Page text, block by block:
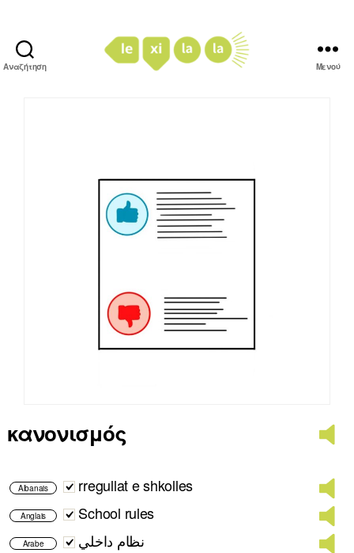
Αναζήτηση Μενού
κανονισμός
Albanais rregullat e shkolles
Anglais School rules
Arabe نظام داخلي